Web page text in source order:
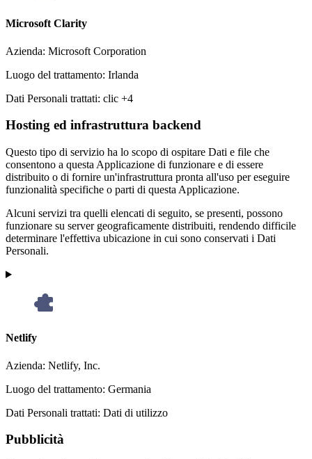
Microsoft Clarity
Azienda: Microsoft Corporation
Luogo del trattamento: Irlanda
Dati Personali trattati: clic +4
Hosting ed infrastruttura backend
Questo tipo di servizio ha lo scopo di ospitare Dati e file che
consentono a questa Applicazione di funzionare e di essere
distribuito o di fornire un'infrastruttura pronta all'uso per eseguire
funzionalità specifiche o parti di questa Applicazione.
Alcuni servizi tra quelli elencati di seguito, se presenti, possono
funzionare su server geograficamente distribuiti, rendendo difficile
determinare l'effettiva ubicazione in cui sono conservati i Dati
Personali.
Netlify
Azienda: Netlify, Inc.
Luogo del trattamento: Germania
Dati Personali trattati: Dati di utilizzo
Pubblicità